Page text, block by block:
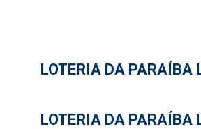
LOTERIA DA PARAÍBA
LOTERIA DA PARAÍBA